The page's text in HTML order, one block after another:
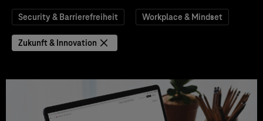
Security & Barrierefreiheit Workplace & Mindset
Zukunft & Innovation